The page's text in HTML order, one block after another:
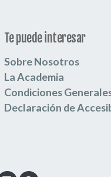
Te puede interesar
Sobre Nosotros
La Academia
Condiciones
Declaración de